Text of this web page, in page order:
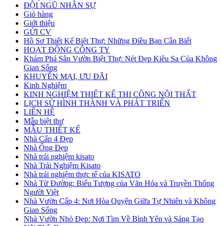
ĐỘI NGŨ NHÂN SỰ
Giỏ hàng
Giới thiệu
GỬI CV
Hồ Sơ Thiết Kế Biệt Thự: Những Điều Bạn Cần Biết
HOẠT ĐỘNG CÔNG TY
Khám Phá Sân Vườn Biệt Thự: Nét Đẹp Kiêu Sa Của Không
Gian Sống
KHUYẾN MẠI, ƯU ĐÃI
Kinh Nghiệm
KINH NGHIỆM THIẾT KẾ THI CÔNG NỘI THẤT
LỊCH SỬ HÌNH THÀNH VÀ PHÁT TRIỂN
LIÊN HỆ
Mẫu biệt thự
MẪU THIẾT KẾ
Nhà Cấp 4 Đẹp
Nhà Ống Đẹp
Nhà trải nghiệm kisato
Nhà Trải Nghiệm Kisato
Nhà trải nghiệm thực tế của KISATO
Nhà Từ Đường: Biểu Tượng của Văn Hóa và Truyền Thống
Người Việt
Nhà Vườn Cấp 4: Nơi Hòa Quyện Giữa Tự Nhiên và Không
Gian Sống
Nhà Vườn Nhỏ Đẹp: Nơi Tìm Về Bình Yên và Sáng Tạo